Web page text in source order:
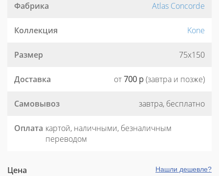
Фабрика Atlas Concorde
Коллекция Kone
Размер 75x150
Доставка от 700 р(завтра и позже)
Самовывоз завтра, бесплатно
Оплата картой, наличными, безналичным
переводом
Цена Нашли дешевле?